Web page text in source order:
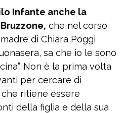
Infante anche la
che nel corso
di Chiara Poggi
sa che io le sono
Non è la prima volta
per cercare di
ritiene essere
della figlia e della sua